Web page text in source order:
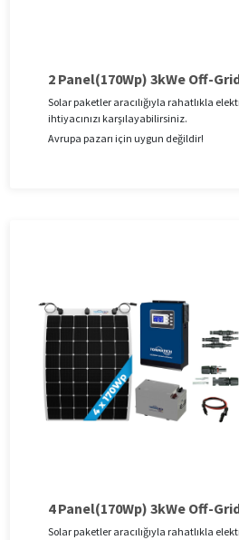
2 Panel(170Wp) 3kWe Off-
Solar paketler aracılığıyla rahatlıkla
ihtiyacınızı karşılayabilirsiniz.
Avrupa pazarı için uygun değildir!
4 Panel(170Wp) 3kWe Off-
Solar paketler aracılığıyla rahatlıkla